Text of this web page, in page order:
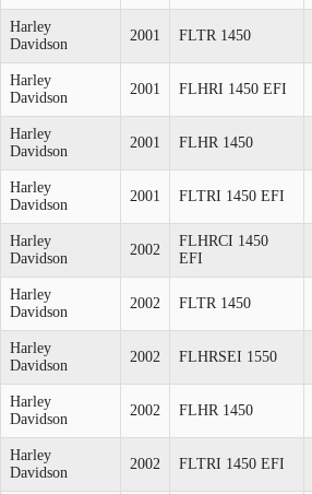
Harley
Davidson
2001 FLTR 1450
Harley
Davidson
2001 FLHRI 1450 EFI
Harley
Davidson
2001 FLHR 1450
Harley
Davidson
2001 FLTRI 1450 EFI
Harley
Davidson
2002
FLHRCI 1450
EFI
Harley
Davidson
2002 FLTR 1450
Harley
Davidson
2002 FLHRSEI 1550
Harley
Davidson
2002 FLHR 1450
Harley
Davidson
2002 FLTRI 1450 EFI